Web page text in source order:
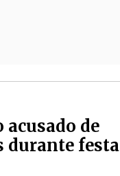
de
durante festa